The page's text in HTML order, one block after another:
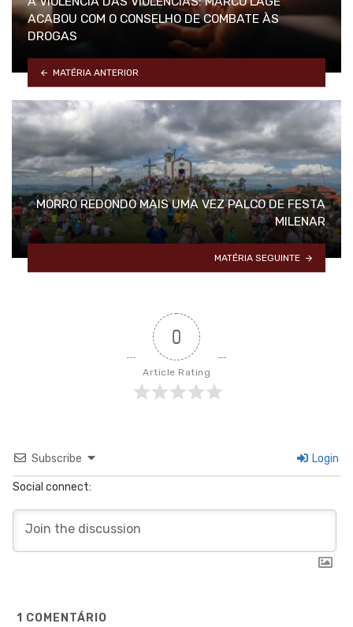
ACABOU COM O CONSELHO DE COMBATE ÀS
DROGAS
MATÉRIA ANTERIOR
MORRO REDONDO MAIS UMA VEZ PALCO DE FESTA
MILENAR
MATÉRIA SEGUINTE
0
Article Rating
Subscribe Login
Social connect:
1 COMENTÁRIO